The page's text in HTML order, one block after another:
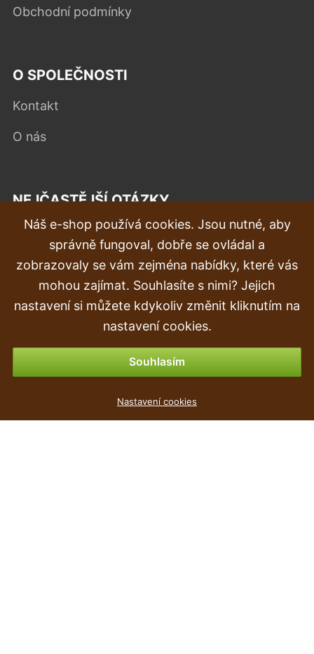
Obchodní podmínky
O SPOLEČNOSTI
Kontakt
O nás
NEJČASTĚJŠÍ OTÁZKY
Reklamace
Doprava a doručení
Objednávka
Náš e-shop používá cookies. Jsou nutné, aby
správně fungoval, dobře se ovládal a
zobrazovaly se vám zejména nabídky, které vás
mohou zajímat. Souhlasíte s nimi? Jejich
nastavení si můžete kdykoliv změnit kliknutím na
nastavení cookies.
Souhlasím
Nastavení cookies